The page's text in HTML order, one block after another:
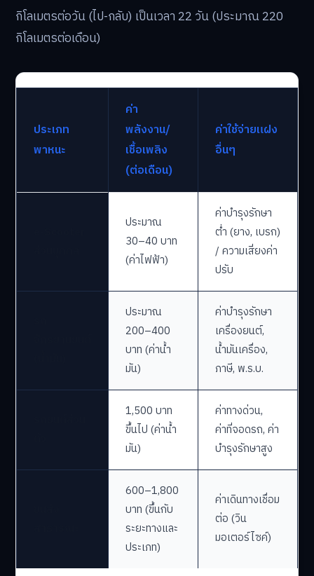
กิโลเมตรต่อวัน (ไป-กลับ) เป็นเวลา 22 วัน (ประมาณ 220
กิโลเมตรต่อเดือน)
ประเภท
พาหนะ
ค่า
พลังงาน/
เชื้อเพลิง
(ต่อเดือน)
ค่าใช้จ่ายแฝง
อื่นๆ
ประมาณ
30–40 บาท
(ค่าไฟฟ้า)
ค่าบำรุงรักษา
ต่ำ (ยาง, เบรก)
/ ความเสี่ยงค่า
ปรับ
ประมาณ
200–400
บาท (ค่าน้ำ
มัน)
ค่าบำรุงรักษา
เครื่องยนต์,
น้ำมันเครื่อง,
ภาษี, พ.ร.บ.
1,500 บาท
ขึ้นไป (ค่าน้ำ
มัน)
ค่าทางด่วน,
ค่าที่จอดรถ, ค่า
บำรุงรักษาสูง
600–1,800
บาท (ขึ้นกับ
ระยะทางและ
ประเภท)
ค่าเดินทางเชื่อม
ต่อ (วิน
มอเตอร์ไซค์)